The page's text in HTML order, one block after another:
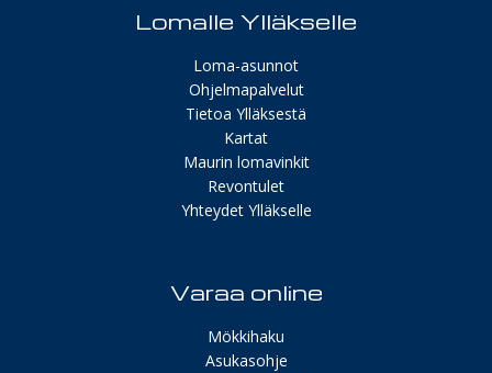
Lomalle Ylläkselle
Loma-asunnot
Ohjelmapalvelut
Tietoa Ylläksestä
Kartat
Maurin lomavinkit
Revontulet
Yhteydet Ylläkselle
Varaa online
Mökkihaku
Asukasohje